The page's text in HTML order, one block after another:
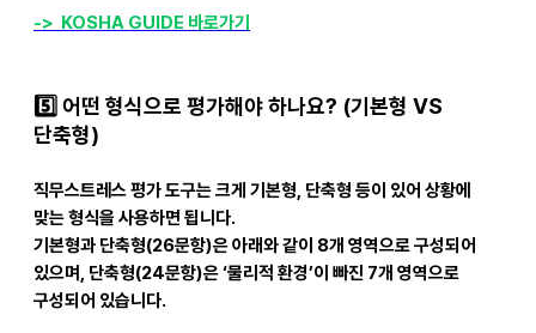
-> KOSHA GUIDE 바로가기
5️어떤 형식으로 평가해야 하나요? (기본형 VS
단축형)
직무스트레스 평가 도구는 크게 기본형, 단축형 등이 있어 상황에
맞는 형식을 사용하면 됩니다.
기본형과 단축형(26문항)은 아래와 같이 8개 영역으로 구성되어
있으며, 단축형(24문항)은 ‘물리적 환경’이 빠진 7개 영역으로
구성되어 있습니다.